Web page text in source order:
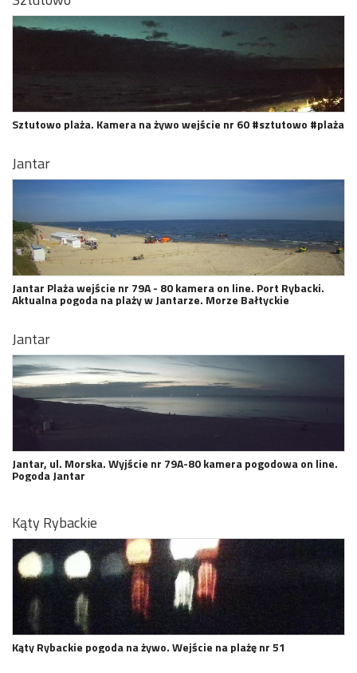
Sztutowo plaża. Kamera na żywo wejście nr 60 #sztutowo #plaża
Jantar
Jantar Plaża wejście nr 79A - 80 kamera on line. Port Rybacki.
Aktualna pogoda na plaży w Jantarze. Morze Bałtyckie
Jantar
Jantar, ul. Morska. Wyjście nr 79A-80 kamera pogodowa on line.
Pogoda Jantar
Kąty Rybackie
Kąty Rybackie pogoda na żywo. Wejście na plażę nr 51